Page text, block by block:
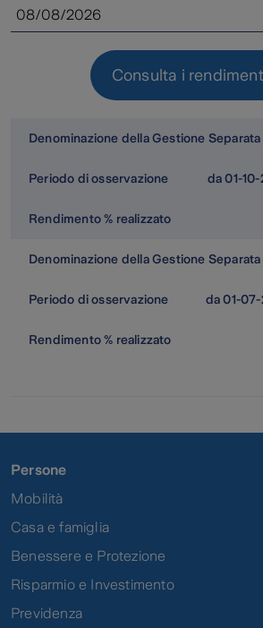
Consulta i
da 01-
da 01-
Persone
Mobilità
Casa e famiglia
Benessere e Protezione
Risparmio e Investimento
Previdenza